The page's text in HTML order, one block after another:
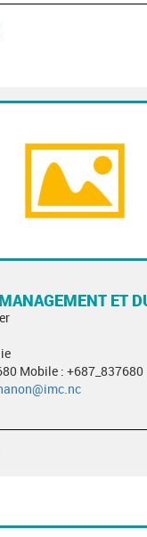
ET
Mobile : +687_837680